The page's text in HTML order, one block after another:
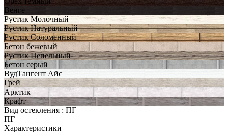
Венге
Рустик Молочный
Рустик Натуральный
Рустик Соломенный
Бетон бежевый
Рустик Пепельный
Бетон серый
ВудТангент Айс
Грей
Арктик
Крафт
Вид остекления : ПГ
ПГ
Характеристики